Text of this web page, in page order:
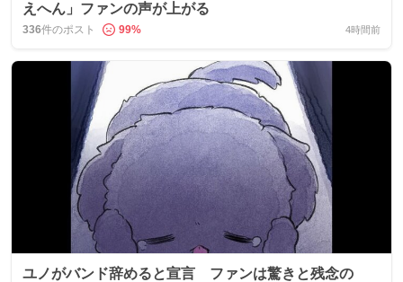
えへん」ファンの声が上がる
336件のポスト 99% 4時間前
ユノがバンド辞めると宣言 ファンは驚きと残念の